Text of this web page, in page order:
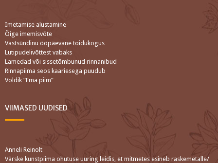
Imetamise alustamine
Õige imemisvõte
Vastsündinu ööpäevane toidukogus
Lutipudelivõttest vabaks
Lamedad või sissetõmbunud rinnanibud
Rinnapiima seos kaariesega puudub
Voldik “Ema piim”
VIIMASED UUDISED
Anneli Reinolt
Värske kunstpiima ohutuse uuring leidis, et mitmetes esineb raskemetalle/